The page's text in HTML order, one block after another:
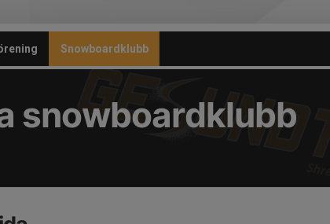
Snowboardklubb
snowboardklubb